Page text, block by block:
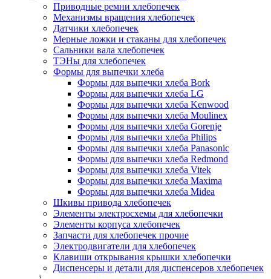
Приводные ремни хлебопечек
Механизмы вращения хлебопечек
Датчики хлебопечек
Мерные ложки и стаканы для хлебопечек
Сальники вала хлебопечек
ТЭНы для хлебопечек
Формы для выпечки хлеба
Формы для выпечки хлеба Bork
Формы для выпечки хлеба LG
Формы для выпечки хлеба Kenwood
Формы для выпечки хлеба Moulinex
Формы для выпечки хлеба Gorenje
Формы для выпечки хлеба Philips
Формы для выпечки хлеба Panasonic
Формы для выпечки хлеба Redmond
Формы для выпечки хлеба Vitek
Формы для выпечки хлеба Maxima
Формы для выпечки хлеба Midea
Шкивы привода хлебопечек
Элементы электросхемы для хлебопечки
Элементы корпуса хлебопечек
Запчасти для хлебопечек прочие
Электродвигатели для хлебопечек
Клавиши открывания крышки хлебопечки
Диспенсеры и детали для диспенсеров хлебопечек